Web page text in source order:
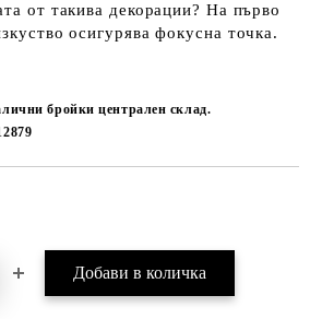
от такива декорации? На първо
осигурява фокусна точка.
бройки централен склад.